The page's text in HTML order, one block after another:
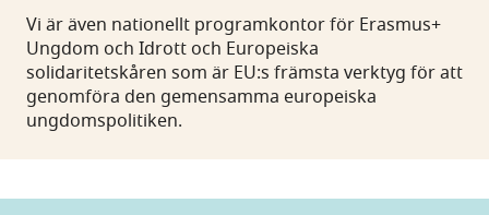
Vi är även nationellt programkontor för Erasmus+
Ungdom och Idrott och Europeiska
solidaritetskåren som är EU:s främsta verktyg för att
genomföra den gemensamma europeiska
ungdomspolitiken.